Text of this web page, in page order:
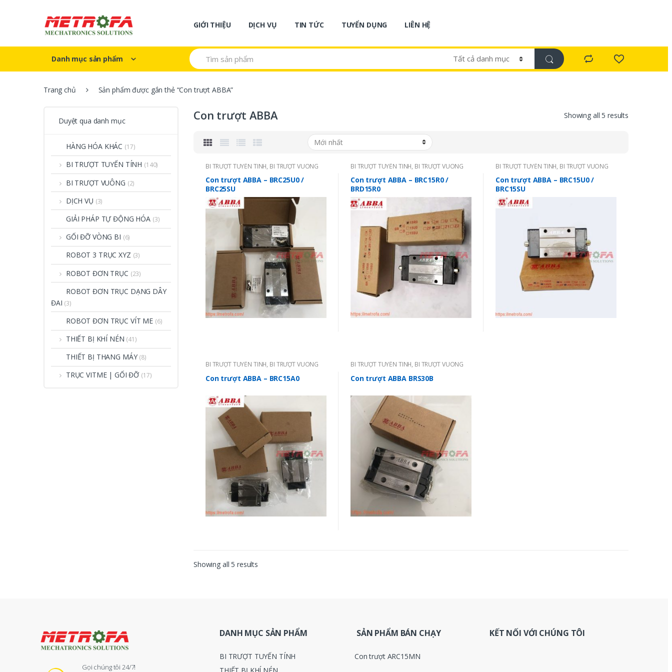
GIỚI THIỆU DỊCH VỤ TIN TỨC TUYỂN DỤNG LIÊN HỆ
Danh mục sản phẩm
S
e
a
c
Trang chủ Sản phẩm được gắn thẻ “Con trượt ABBA”
Con trượt ABBA Showing all 5 results
BI TRƯỢT TUYẾN TÍNH, BI TRƯỢT VUÔNG
ABBA - TAIWAN
Con trượt ABBA – BRC25U0 /
BRC25SU
BI TRƯỢT TUYẾN TÍNH, BI TRƯỢT VUÔNG
ABBA - TAIWAN
Con trượt ABBA – BRC15R0 /
BRD15R0
BI TRƯỢT TUYẾN TÍNH, BI TRƯỢT VUÔNG
ABBA - TAIWAN
Con trượt ABBA – BRC15U0 /
BRC15SU
BI TRƯỢT TUYẾN TÍNH, BI TRƯỢT VUÔNG
Con trượt ABBA – BRC15A0
BI TRƯỢT TUYẾN TÍNH, BI TRƯỢT VUÔNG
Con trượt ABBA BRS30B
Showing all 5 results
Duyệt qua danh mục
HÀNG HÓA KHÁC (17)
BI TRƯỢT TUYẾN TÍNH (140)
BI TRƯỢT VUÔNG (2)
DỊCH VỤ (3)
GIẢI PHÁP TỰ ĐỘNG HÓA (3)
GỐI ĐỠ VÒNG BI (6)
ROBOT 3 TRỤC XYZ (3)
ROBOT ĐƠN TRỤC (23)
ROBOT ĐƠN TRỤC DẠNG DÂY
ĐAI (3)
ROBOT ĐƠN TRỤC VÍT ME (6)
THIẾT BỊ KHÍ NÉN (41)
THIẾT BỊ THANG MÁY (8)
TRỤC VITME | GỐI ĐỠ (17)
Gọi chúng tôi 24/7!
DANH MỤC SẢN PHẨM
BI TRƯỢT TUYẾN TÍNH
SẢN PHẨM BÁN CHẠY
Con trượt ARC15MN
KẾT NỐI VỚI CHÚNG TÔI